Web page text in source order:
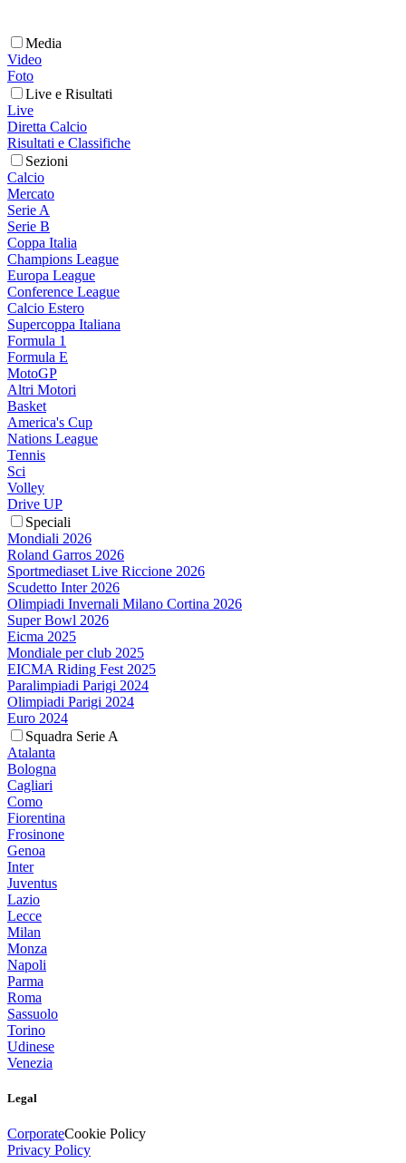
Media
Video
Foto
Live e Risultati
Live
Diretta Calcio
Risultati e Classifiche
Sezioni
Calcio
Mercato
Serie A
Serie B
Coppa Italia
Champions League
Europa League
Conference League
Calcio Estero
Supercoppa Italiana
Formula 1
Formula E
MotoGP
Altri Motori
Basket
America's Cup
Nations League
Tennis
Sci
Volley
Drive UP
Speciali
Mondiali 2026
Roland Garros 2026
Sportmediaset Live Riccione 2026
Scudetto Inter 2026
Olimpiadi Invernali Milano Cortina 2026
Super Bowl 2026
Eicma 2025
Mondiale per club 2025
EICMA Riding Fest 2025
Paralimpiadi Parigi 2024
Olimpiadi Parigi 2024
Euro 2024
Squadra Serie A
Atalanta
Bologna
Cagliari
Como
Fiorentina
Frosinone
Genoa
Inter
Juventus
Lazio
Lecce
Milan
Monza
Napoli
Parma
Roma
Sassuolo
Torino
Udinese
Venezia
Legal
CorporateCookie Policy
Privacy Policy